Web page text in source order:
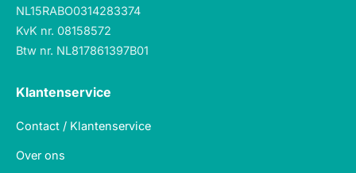
NL15RABO0314283374
KvK nr. 08158572
Btw nr. NL817861397B01
Klantenservice
Contact / Klantenservice
Over ons